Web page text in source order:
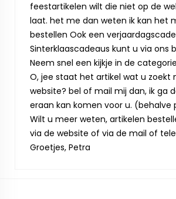
feestartikelen wilt die niet op de
laat. het me dan weten ik kan het
bestellen Ook een
Sinterklaascadeaus kunt u via ons
Neem snel een kijkje in de
O, jee staat het artikel wat u zoekt
website? bel of mail mij dan, ik ga
eraan kan komen voor u. (behalve
Wilt u meer weten, artikelen
via de website of via de mail of
Groetjes, Petra